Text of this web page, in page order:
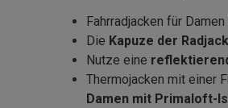
Fahrradjacken für
Die Kapuze der
Nutze eine
Thermojacken mit einer
Damen mit Primaloft-